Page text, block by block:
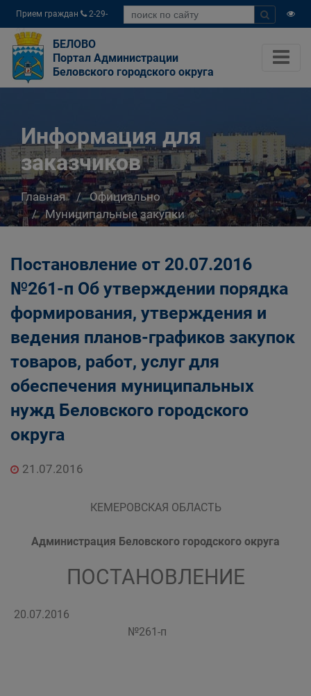
Прием граждан
2-29-
04
БЕЛОВО
Портал Администрации
Беловского городского округа
Информация для
заказчиков
Главная
Официально
Муниципальные закупки
Информация для заказчиков
Постановление от 20.07.2016
№261-п Об утверждении порядка
формирования, утверждения и
ведения планов-графиков закупок
товаров, работ, услуг для
обеспечения муниципальных
нужд Беловского городского
округа
21.07.2016
КЕМЕРОВСКАЯ ОБЛАСТЬ
Администрация Беловского городского округа
ПОСТАНОВЛЕНИЕ
20.07.2016
№261-п